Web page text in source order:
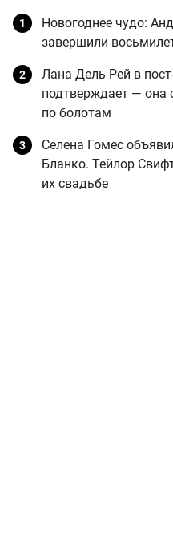
Новогоднее чудо:
завершили
Лана Дель Рей в
подтверждает — она
по болотам
Селена Гомес
Бланко. Тейлор
их свадьбе